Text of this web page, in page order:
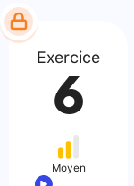
Exercice
6
Moyen